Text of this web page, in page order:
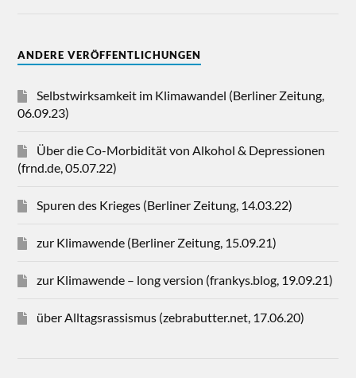
ANDERE VERÖFFENTLICHUNGEN
Selbstwirksamkeit im Klimawandel (Berliner Zeitung,
06.09.23)
Über die Co-Morbidität von Alkohol & Depressionen
(frnd.de, 05.07.22)
Spuren des Krieges (Berliner Zeitung, 14.03.22)
zur Klimawende (Berliner Zeitung, 15.09.21)
zur Klimawende – long version (frankys.blog, 19.09.21)
über Alltagsrassismus (zebrabutter.net, 17.06.20)